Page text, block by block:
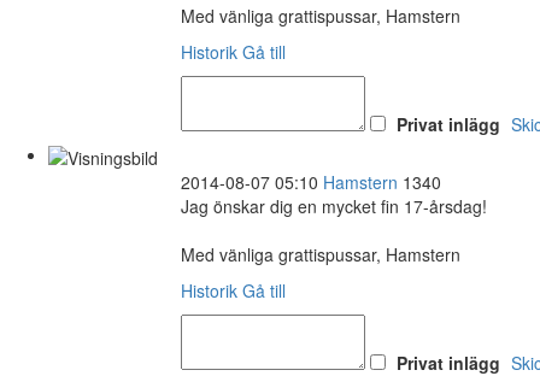
Med vänliga grattispussar, Hamstern
Historik Gå till
Privat inlägg
2014-08-07 05:10 Hamstern 1340
Jag önskar dig en mycket fin 17-årsdag!
Med vänliga grattispussar, Hamstern
Historik Gå till
Privat inlägg